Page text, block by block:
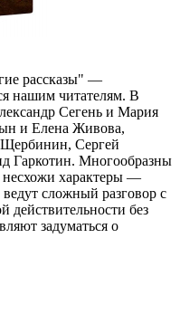
рассказы" —
нашим читателям. В
Сегень и Мария
и Елена Живова,
Сергей
Гаркотин. Многообразны
несхожи характеры —
сложный разговор с
действительности без
задуматься о